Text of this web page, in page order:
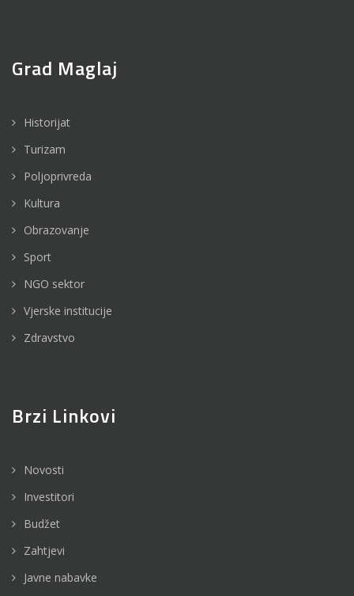
Grad Maglaj
Historijat
Turizam
Poljoprivreda
Kultura
Obrazovanje
Sport
NGO sektor
Vjerske institucije
Zdravstvo
Brzi Linkovi
Novosti
Investitori
Budžet
Zahtjevi
Javne nabavke